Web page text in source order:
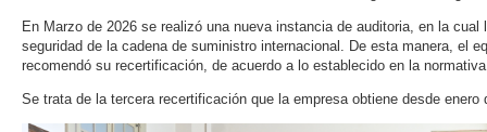
En Marzo de 2026 se realizó una nueva instancia de auditoria, en la
seguridad de la cadena de suministro internacional. De esta manera, el
recomendó su recertificación, de acuerdo a lo establecido en la
Se trata de la tercera recertificación que la empresa obtiene desde